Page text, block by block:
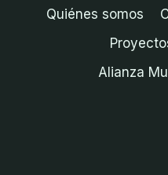
Quiénes somos
Alianza